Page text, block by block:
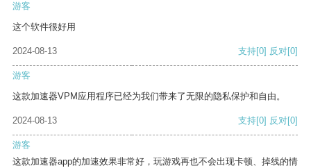
游客
这个软件很好用
2024-08-13 支持[0] 反对[0]
游客
这款加速器VPM应用程序已经为我们带来了无限的隐私保护和自由。
2024-08-13 支持[0] 反对[0]
游客
这款加速器app的加速效果非常好，玩游戏再也不会出现卡顿、掉线的情